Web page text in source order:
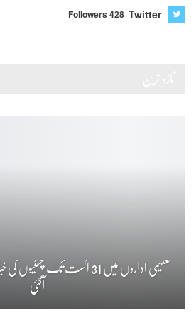
Twitter
Followers 428
تعلیمی اداروں میں 31 اگست تک
آگئی